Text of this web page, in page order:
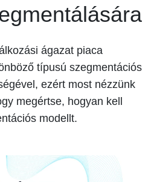
ágazat piaca
típusú szegmentációs
ezért most nézzünk
megértse, hogyan kell
modellt.